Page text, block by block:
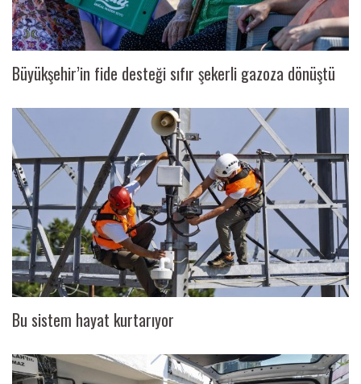
Büyükşehir’in fide desteği sıfır şekerli gazoza dönüştü
Bu sistem hayat kurtarıyor